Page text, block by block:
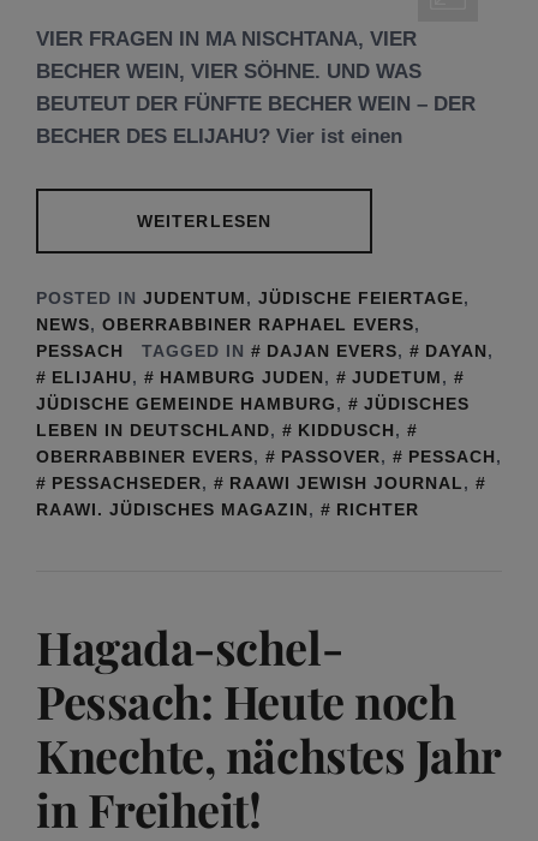
VIER FRAGEN IN MA NISCHTANA, VIER
BECHER WEIN, VIER SÖHNE. UND WAS
BEUTEUT DER FÜNFTE BECHER WEIN – DER
BECHER DES ELIJAHU? Vier ist einen
WEITERLESEN
POSTED IN JUDENTUM, JÜDISCHE FEIERTAGE,
NEWS, OBERRABBINER RAPHAEL EVERS,
PESSACH
TAGGED IN DAJAN EVERS, DAYAN,
ELIJAHU, HAMBURG JUDEN, JUDETUM,
JÜDISCHE GEMEINDE HAMBURG,
JÜDISCHES
LEBEN IN DEUTSCHLAND, KIDDUSCH,
OBERRABBINER EVERS, PASSOVER, PESSACH,
PESSACHSEDER, RAAWI JEWISH JOURNAL,
RAAWI. JÜDISCHES MAGAZIN, RICHTER
Hagada-schel-
Pessach: Heute noch
Knechte, nächstes Jahr
in Freiheit!